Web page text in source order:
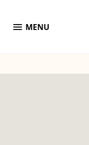
menu MENU